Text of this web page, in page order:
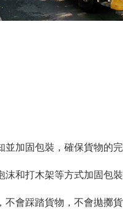
加固包裝，確保貨物的完
和打木架等方式加固包
會踩踏貨物，不會拋擲貨